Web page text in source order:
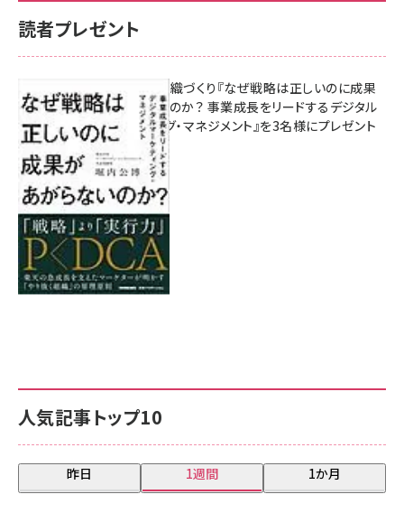
人気記事トップ10
昨日 1週間 1か月
読者プレゼント
成果を生む組織づくり『なぜ戦略は正しいのに成果
があがらないのか？ 事業成長をリードするデジタル
マーケティング・マネジメント』を3名様にプレゼント
8月7日 10:00